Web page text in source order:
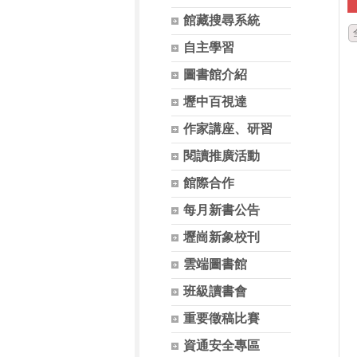
館藏搜尋系統
自主學習
圖書館介紹
壢中百視達
作家講座、研習
閱讀推廣活動
館際合作
每月新書公告
壢崗新象校刊
雲端圖書館
班級讀書會
重要徵稿比賽
資通安全專區